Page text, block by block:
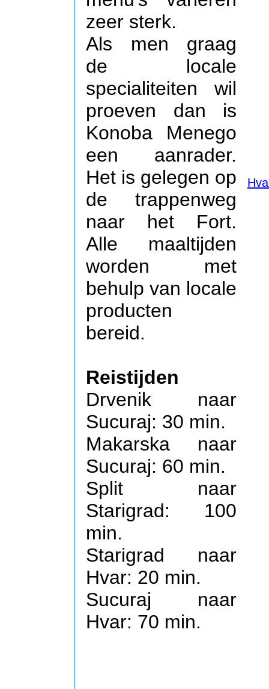
zeer sterk.
Als men graag
de locale
specialiteiten wil
proeven dan is
Konoba Menego
een aanrader.
Het is gelegen op
de trappenweg
naar het Fort.
Alle maaltijden
worden met
behulp van locale
producten
bereid.
Reistijden
Drvenik naar
Sucuraj: 30 min.
Makarska naar
Sucuraj: 60 min.
Split naar
Starigrad: 100
min.
Starigrad naar
Hvar: 20 min.
Sucuraj naar
Hvar: 70 min.